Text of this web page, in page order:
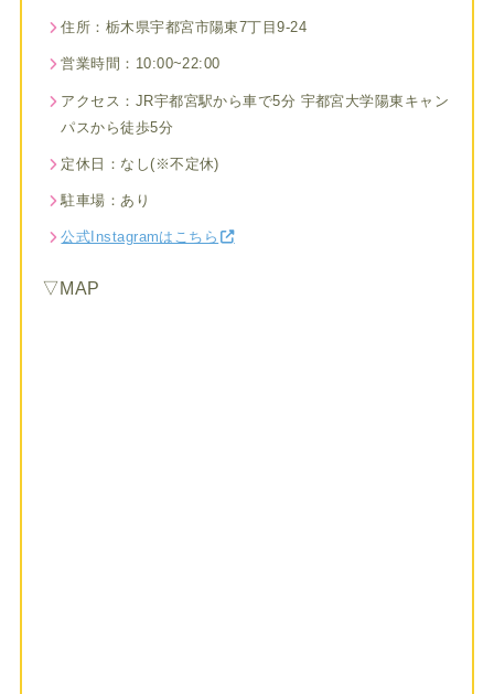
住所：栃木県宇都宮市陽東7丁目9-24
営業時間：10:00~22:00
アクセス：JR宇都宮駅から車で5分 宇都宮大学陽東キャン
パスから徒歩5分
定休日：なし(※不定休)
駐車場：あり
公式Instagramはこちら
▽MAP